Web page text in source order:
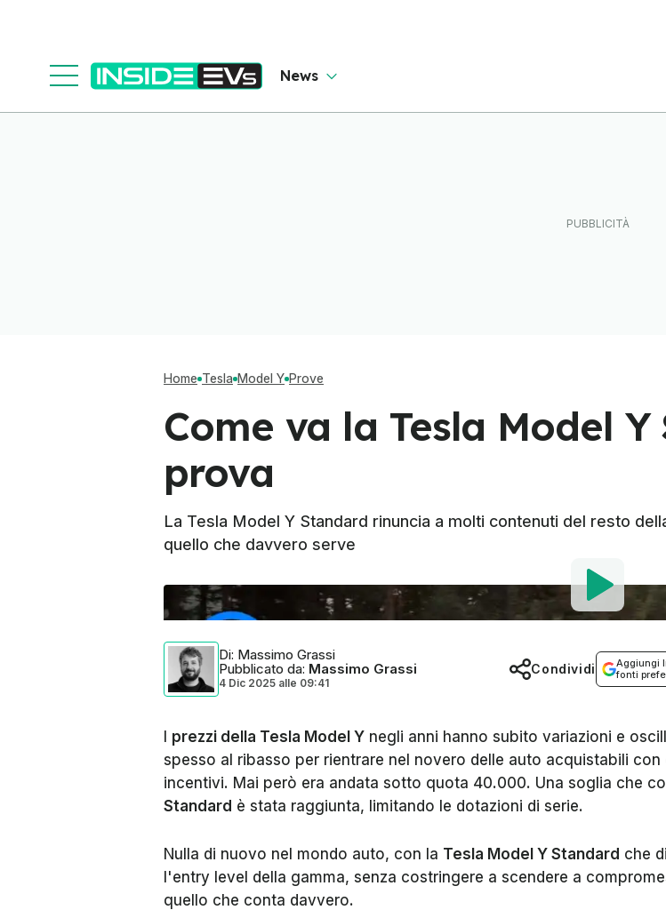
News
Home Tesla Model Y Prove
Come va la Tesla Model
prova
La Tesla Model Y Standard rinuncia a molti contenuti del resto
quello che davvero serve
Foto di: Motor1 Italy
Di: Massimo Grassi
Pubblicato da: Massimo Grassi
4 Dic 2025 alle 09:41
Aggiungi
fonti
Condividi
prezzi della Tesla Model Y negli anni hanno subito variazioni e
spesso al ribasso per rientrare nel novero delle auto acquistabili con
incentivi. Mai però era andata sotto quota 40.000. Una soglia che
Standard è stata raggiunta, limitando le dotazioni di serie.
Nulla di nuovo nel mondo auto, con la Tesla Model Y Standard che
l'entry level della gamma, senza costringere a scendere a
quello che conta davvero.